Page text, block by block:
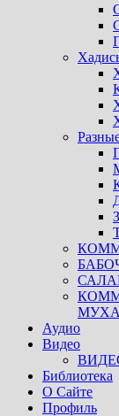
Аудио
Видео
Библиотека
О Сайте
Профиль